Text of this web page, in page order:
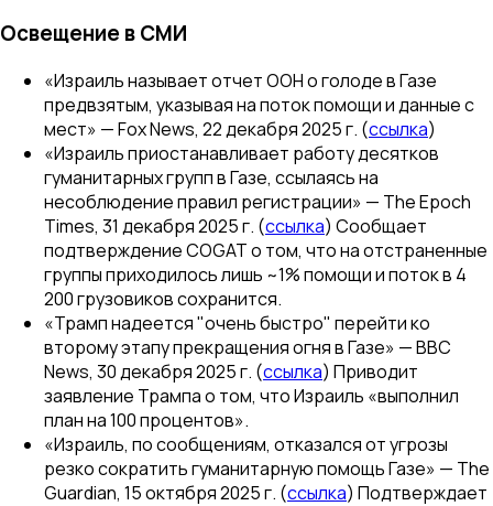
Освещение в СМИ
«Израиль называет отчет ООН о голоде в Газе
предвзятым, указывая на поток помощи и данные с
мест» —Fox News, 22 декабря 2025 г. (ссылка)
«Израиль приостанавливает работу десятков
гуманитарных групп в Газе, ссылаясь на
несоблюдение правил регистрации» — The Epoch
Times, 31 декабря 2025 г. (ссылка) Сообщает
подтверждение COGAT о том, что на отстраненные
группы приходилось лишь ~1% помощи и поток в 4
200 грузовиков сохранится.
«Трамп надеется "очень быстро" перейти ко
второму этапу прекращения огня в Газе» —BBC
News, 30 декабря 2025 г. (ссылка) Приводит
заявление Трампа о том, что Израиль «выполнил
план на 100 процентов».
«Израиль, по сообщениям, отказался от угрозы
резко сократить гуманитарную помощь Газе» — The
Guardian, 15 октября 2025 г. (ссылка) Подтверждает